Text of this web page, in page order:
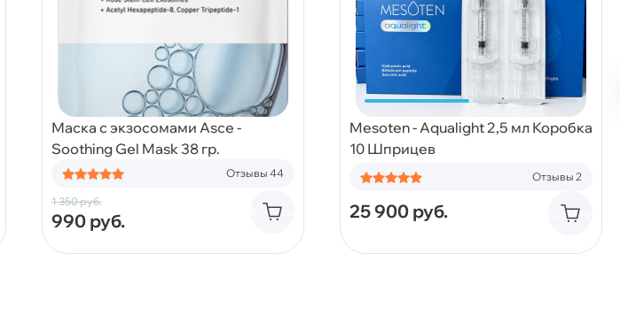
Маска с экзосомами Asce -
Soothing Gel Mask 38 гр.
Отзывы 44
1 350руб.
990 руб. Купить
Mesoten - Aqualight 2,5 мл Коробка
10 Шприцев
Отзывы 2
25 900 руб. Купить